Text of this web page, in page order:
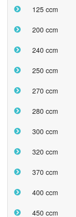
125 ccm
200 ccm
240 ccm
250 ccm
270 ccm
280 ccm
300 ccm
320 ccm
370 ccm
400 ccm
450 ccm